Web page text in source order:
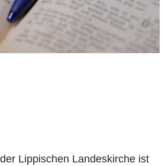
Lippischen Landeskirche ist